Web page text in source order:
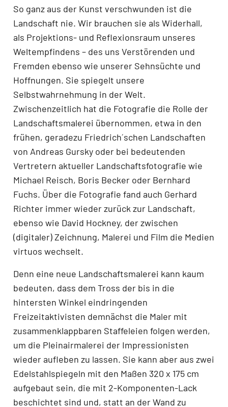
So ganz aus der Kunst verschwunden ist die
Landschaft nie. Wir brauchen sie als Widerhall,
als Projektions- und Reflexionsraum unseres
Weltempfindens – des uns Verstörenden und
Fremden ebenso wie unserer Sehnsüchte und
Hoffnungen. Sie spiegelt unsere
Selbstwahrnehmung in der Welt.
Zwischenzeitlich hat die Fotografie die Rolle der
Landschaftsmalerei übernommen, etwa in den
frühen, geradezu Friedrich´schen Landschaften
von Andreas Gursky oder bei bedeutenden
Vertretern aktueller Landschaftsfotografie wie
Michael Reisch, Boris Becker oder Bernhard
Fuchs. Über die Fotografie fand auch Gerhard
Richter immer wieder zurück zur Landschaft,
ebenso wie David Hockney, der zwischen
(digitaler) Zeichnung, Malerei und Film die Medien
virtuos wechselt.
Denn eine neue Landschaftsmalerei kann kaum
bedeuten, dass dem Tross der bis in die
hintersten Winkel eindringenden
Freizeitaktivisten demnächst die Maler mit
zusammenklappbaren Staffeleien folgen werden,
um die Pleinairmalerei der Impressionisten
wieder aufleben zu lassen. Sie kann aber aus zwei
Edelstahlspiegeln mit den Maßen 320 x 175 cm
aufgebaut sein, die mit 2-Komponenten-Lack
beschichtet sind und, statt an der Wand zu